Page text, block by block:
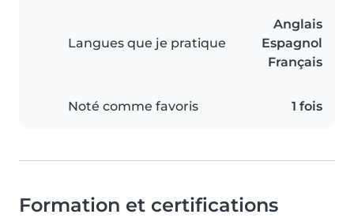
Langues que je pratique
Anglais
Espagnol
Français
Noté comme favoris 1 fois
Formation et certifications